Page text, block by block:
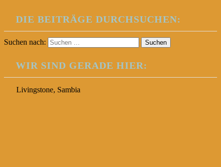
DIE BEITRÄGE DURCHSUCHEN:
Suchen nach:
WIR SIND GERADE HIER:
Livingstone, Sambia